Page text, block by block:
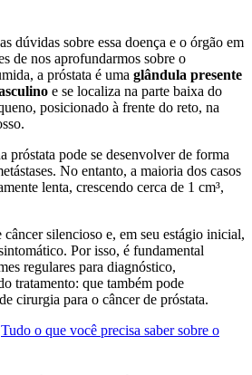
dúvidas sobre essa doença e o órgão em
de nos aprofundarmos sobre o
a próstata é uma glândula presente
e se localiza na parte baixa do
posicionado à frente do reto, na
próstata pode se desenvolver de forma
No entanto, a maioria dos casos
lenta, crescendo cerca de 1 cm³,
câncer silencioso e, em seu estágio inicial,
Por isso, é fundamental
regulares para diagnóstico,
tratamento: que também pode
cirurgia para o câncer de próstata.
Tudo o que você precisa saber sobre o